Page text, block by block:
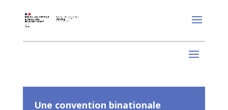
Une convention binationale